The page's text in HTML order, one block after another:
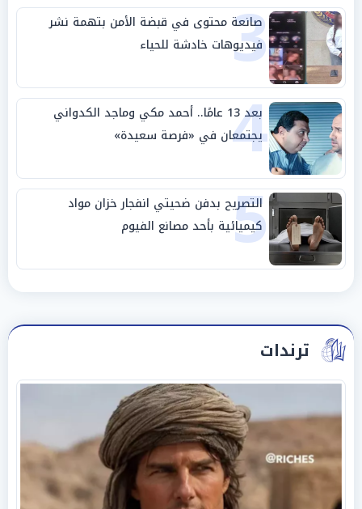
3
صانعة محتوى في قبضة الأمن بتهمة نشر
فيديوهات خادشة للحياء
4 بعد 13 عامًا.. أحمد مكي وماجد الكدواني
يجتمعان في «فرصة سعيدة»
5
التصريح بدفن ضحيتي انفجار خزان مواد
كيميائية بأحد مصانع الفيوم
ترندات